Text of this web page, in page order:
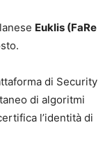
Euklis (FaRe
di Security
di algoritmi
l’identità di